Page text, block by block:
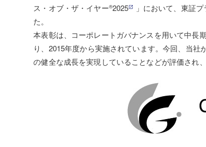
ス・オブ・ザ・イヤー®2025
」において、東証
た。
本表彰は、コーポレートガバナンスを用いて中長
り、2015年度から実施されています。今回、当
の健全な成長を実現していることなどが評価され